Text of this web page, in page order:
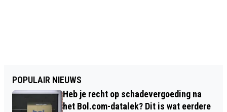
POPULAIR NIEUWS
Heb je recht op schadevergoeding na
het Bol.com-datalek? Dit is wat eerdere